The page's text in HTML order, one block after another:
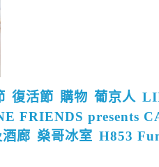
復活節 購物 葡京人
FRIENDS presents
廊 燊哥冰室 H853